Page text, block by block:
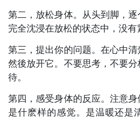
第二，放松身体。从头到脚，
完全沈浸在放松的状态中，没有
第三，提出你的问题。在心中清
然後放开它。不要思考，不要
待。
第四，感受身体的反应。注意身
是什麽样的感觉。是温暖还是